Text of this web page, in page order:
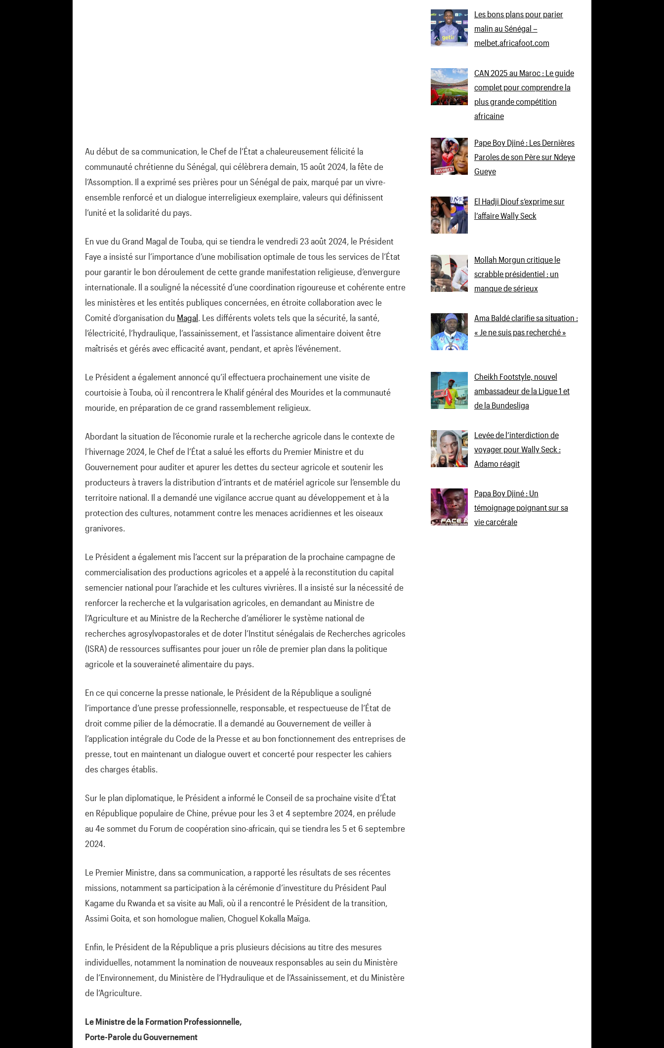
Au début de sa communication, le Chef de l’État a chaleureusement félicité la
communauté chrétienne du Sénégal, qui célèbrera demain, 15 août 2024, la fête de
l’Assomption. Il a exprimé ses prières pour un Sénégal de paix, marqué par un vivre-
ensemble renforcé et un dialogue interreligieux exemplaire, valeurs qui définissent
l’unité et la solidarité du pays.
En vue du Grand Magal de Touba, qui se tiendra le vendredi 23 août 2024, le Président
Faye a insisté sur l’importance d’une mobilisation optimale de tous les services de l’État
pour garantir le bon déroulement de cette grande manifestation religieuse, d’envergure
internationale. Il a souligné la nécessité d’une coordination rigoureuse et cohérente entre
les ministères et les entités publiques concernées, en étroite collaboration avec le
Comité d’organisation du Magal. Les différents volets tels que la sécurité, la santé,
l’électricité, l’hydraulique, l’assainissement, et l’assistance alimentaire doivent être
maîtrisés et gérés avec efficacité avant, pendant, et après l’événement.
Le Président a également annoncé qu’il effectuera prochainement une visite de
courtoisie à Touba, où il rencontrera le Khalif général des Mourides et la communauté
mouride, en préparation de ce grand rassemblement religieux.
Abordant la situation de l’économie rurale et la recherche agricole dans le contexte de
l’hivernage 2024, le Chef de l’État a salué les efforts du Premier Ministre et du
Gouvernement pour auditer et apurer les dettes du secteur agricole et soutenir les
producteurs à travers la distribution d’intrants et de matériel agricole sur l’ensemble du
territoire national. Il a demandé une vigilance accrue quant au développement et à la
protection des cultures, notamment contre les menaces acridiennes et les oiseaux
granivores.
Le Président a également mis l’accent sur la préparation de la prochaine campagne de
commercialisation des productions agricoles et a appelé à la reconstitution du capital
semencier national pour l’arachide et les cultures vivrières. Il a insisté sur la nécessité de
renforcer la recherche et la vulgarisation agricoles, en demandant au Ministre de
l’Agriculture et au Ministre de la Recherche d’améliorer le système national de
recherches agrosylvopastorales et de doter l’Institut sénégalais de Recherches agricoles
(ISRA) de ressources suffisantes pour jouer un rôle de premier plan dans la politique
agricole et la souveraineté alimentaire du pays.
En ce qui concerne la presse nationale, le Président de la République a souligné
l’importance d’une presse professionnelle, responsable, et respectueuse de l’État de
droit comme pilier de la démocratie. Il a demandé au Gouvernement de veiller à
l’application intégrale du Code de la Presse et au bon fonctionnement des entreprises de
presse, tout en maintenant un dialogue ouvert et concerté pour respecter les cahiers
des charges établis.
Sur le plan diplomatique, le Président a informé le Conseil de sa prochaine visite d’État
en République populaire de Chine, prévue pour les 3 et 4 septembre 2024, en prélude
au 4e sommet du Forum de coopération sino-africain, qui se tiendra les 5 et 6 septembre
2024.
Le Premier Ministre, dans sa communication, a rapporté les résultats de ses récentes
missions, notamment sa participation à la cérémonie d’investiture du Président Paul
Kagame du Rwanda et sa visite au Mali, où il a rencontré le Président de la transition,
Assimi Goita, et son homologue malien, Choguel Kokalla Maïga.
Enfin, le Président de la République a pris plusieurs décisions au titre des mesures
individuelles, notamment la nomination de nouveaux responsables au sein du Ministère
de l’Environnement, du Ministère de l’Hydraulique et de l’Assainissement, et du Ministère
de l’Agriculture.
Le Ministre de la Formation Professionnelle,
Porte-Parole du Gouvernement
Les bons plans pour parier
malin au Sénégal –
melbet.africafoot.com
CAN 2025 au Maroc : Le guide
complet pour comprendre la
plus grande compétition
africaine
Pape Boy Djiné : Les Dernières
Paroles de son Père sur Ndeye
Gueye
El Hadji Diouf s’exprime sur
l’affaire Wally Seck
Mollah Morgun critique le
scrabble présidentiel : un
manque de sérieux
Ama Baldé clarifie sa situation :
« Je ne suis pas recherché »
Cheikh Footstyle, nouvel
ambassadeur de la Ligue 1 et
de la Bundesliga
Levée de l’interdiction de
voyager pour Wally Seck :
Adamo réagit
Papa Boy Djiné : Un
témoignage poignant sur sa
vie carcérale